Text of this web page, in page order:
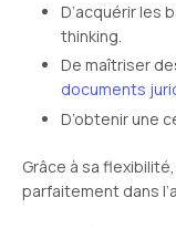
D’acquérir les
thinking.
De maîtriser
documents
D’obtenir une
Grâce à sa
parfaitement dans